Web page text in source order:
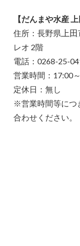
【だんまや水産 上
住所：長野県上田
レオ 2階
電話：0268-25-
営業時間：17:00
定休日：無し
※営業時間等につ
合わせください。